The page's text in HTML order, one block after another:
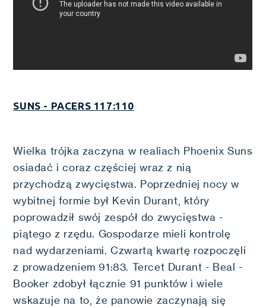
SUNS - PACERS 117:110
Wielka trójka zaczyna w realiach Phoenix Suns
osiadać i coraz częściej wraz z nią
przychodzą zwycięstwa. Poprzedniej nocy w
wybitnej formie był Kevin Durant, który
poprowadził swój zespół do zwycięstwa -
piątego z rzędu. Gospodarze mieli kontrolę
nad wydarzeniami. Czwartą kwartę rozpoczęli
z prowadzeniem 91:83. Tercet Durant - Beal -
Booker zdobył łącznie 91 punktów i wiele
wskazuje na to, że panowie zaczynają się